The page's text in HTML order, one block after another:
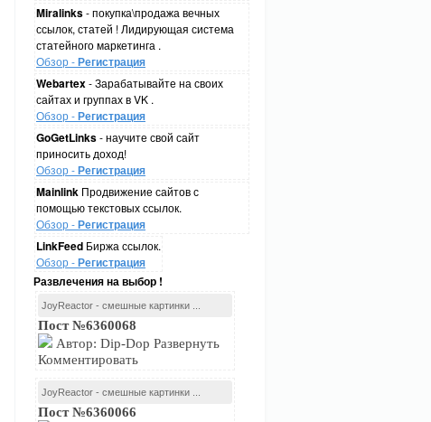
Miralinks- покупка\продажа вечных
ссылок, статей ! Лидирующая система
статейного маркетинга .
Обзор -Регистрация
Webartex- Зарабатывайте на своих
сайтах и группах в VK .
Обзор -Регистрация
GoGetLinks- научите свой сайт
приносить доход!
Обзор -Регистрация
Mainlink Продвижение сайтов с
помощью текстовых ссылок.
Обзор -Регистрация
LinkFeed Биржа ссылок.
Обзор -Регистрация
Развлечения на выбор !
JoyReactor - смешные картинки ...
Пост №6360068
Автор: Dip-Dop Развернуть
Комментировать
JoyReactor - смешные картинки ...
Пост №6360066